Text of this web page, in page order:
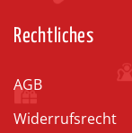
Rechtliches
AGB
Widerrufsrecht